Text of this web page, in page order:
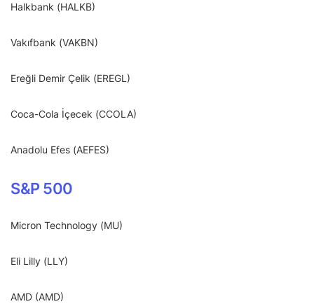
Halkbank (HALKB)
Vakıfbank (VAKBN)
Ereğli Demir Çelik (EREGL)
Coca-Cola İçecek (CCOLA)
Anadolu Efes (AEFES)
S&P 500
Micron Technology (MU)
Eli Lilly (LLY)
AMD (AMD)